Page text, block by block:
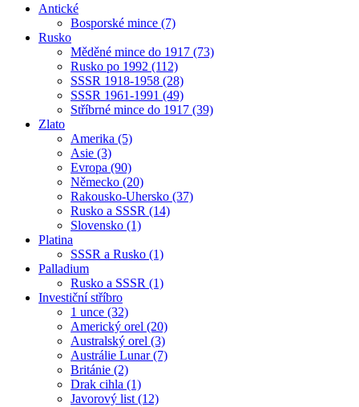
Antické
Bosporské mince (7)
Rusko
Měděné mince do 1917 (73)
Rusko po 1992 (112)
SSSR 1918-1958 (28)
SSSR 1961-1991 (49)
Stříbrné mince do 1917 (39)
Zlato
Amerika (5)
Asie (3)
Evropa (90)
Německo (20)
Rakousko-Uhersko (37)
Rusko a SSSR (14)
Slovensko (1)
Platina
SSSR a Rusko (1)
Palladium
Rusko a SSSR (1)
Investiční stříbro
1 unce (32)
Americký orel (20)
Australský orel (3)
Austrálie Lunar (7)
Británie (2)
Drak cihla (1)
Javorový list (12)